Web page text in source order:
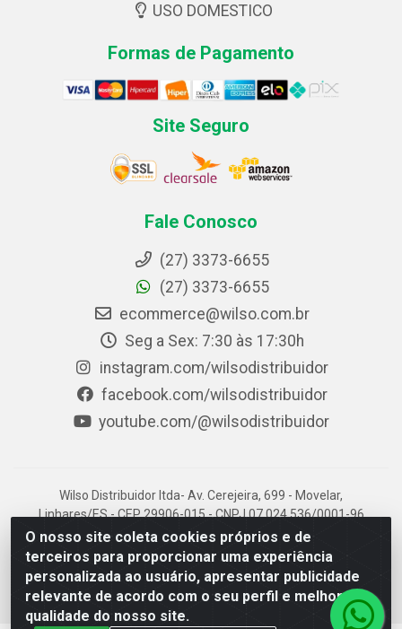
O nosso site coleta cookies próprios e de
terceiros para proporcionar uma experiência
personalizada ao usuário, apresentar publicidade
relevante de acordo com o seu perfil e melhorar a
qualidade do nosso site.
USO DOMESTICO
Formas de Pagamento
Site Seguro
Fale Conosco
(27) 3373-6655
(27) 3373-6655
ecommerce@wilso.com.br
Seg a Sex: 7:30 às 17:30h
instagram.com/wilsodistribuidor
facebook.com/wilsodistribuidor
youtube.com/@wilsodistribuidor
Wilso Distribuidor ltda- Av. Cerejeira, 699 - Movelar,
Linhares/ES - CEP 29906-015 - CNPJ 07.024.536/0001-96